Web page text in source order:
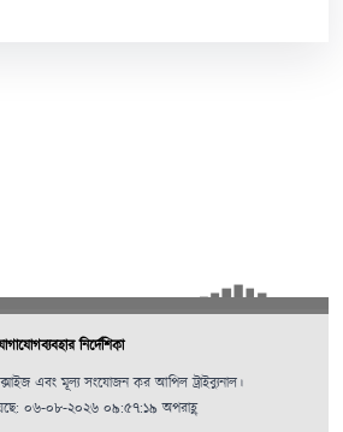
ব্যবহার নির্দেশিকা
এবং মূল্য সংযোজন কর আপিল ট্রাইব্যুনাল।
০৬-০৮-২০২৬ ০৯:৫৭:১৯ অপরাহ্ণ